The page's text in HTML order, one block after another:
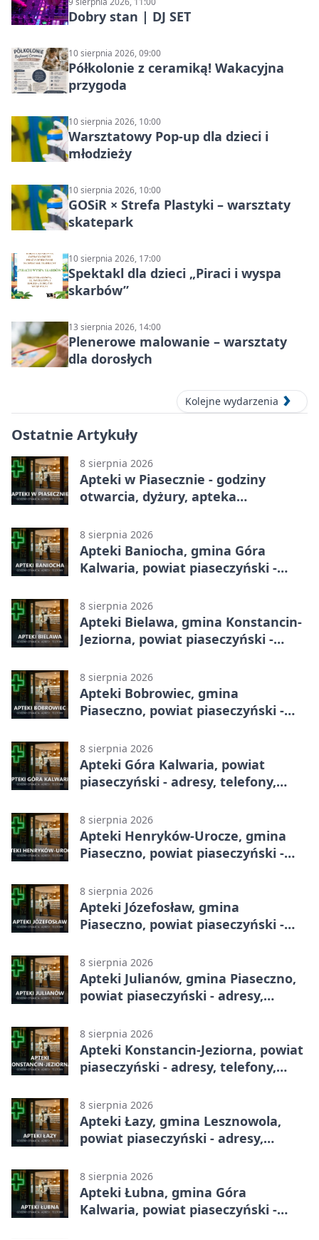
Dobry stan | DJ SET
10 sierpnia 2026, 09:00
Półkolonie z ceramiką! Wakacyjna
przygoda
10 sierpnia 2026, 10:00
Warsztatowy Pop-up dla dzieci i
młodzieży
10 sierpnia 2026, 10:00
GOSiR × Strefa Plastyki – warsztaty
skatepark
10 sierpnia 2026, 17:00
Spektakl dla dzieci „Piraci i wyspa
skarbów”
13 sierpnia 2026, 14:00
Plenerowe malowanie – warsztaty
dla dorosłych
Kolejne wydarzenia
Ostatnie Artykuły
8 sierpnia 2026
Apteki w Piasecznie - godziny
otwarcia, dyżury, apteka
8 sierpnia 2026
Apteki Baniocha, gmina Góra
Kalwaria, powiat piaseczyński -
8 sierpnia 2026
Apteki Bielawa, gmina Konstancin-
Jeziorna, powiat piaseczyński -
8 sierpnia 2026
Apteki Bobrowiec, gmina
Piaseczno, powiat piaseczyński -
8 sierpnia 2026
Apteki Góra Kalwaria, powiat
piaseczyński - adresy, telefony,
8 sierpnia 2026
Apteki Henryków-Urocze, gmina
Piaseczno, powiat piaseczyński -
8 sierpnia 2026
Apteki Józefosław, gmina
Piaseczno, powiat piaseczyński -
8 sierpnia 2026
Apteki Julianów, gmina Piaseczno,
powiat piaseczyński - adresy,
8 sierpnia 2026
Apteki Konstancin-Jeziorna, powiat
piaseczyński - adresy, telefony,
8 sierpnia 2026
Apteki Łazy, gmina Lesznowola,
powiat piaseczyński - adresy,
8 sierpnia 2026
Apteki Łubna, gmina Góra
Kalwaria, powiat piaseczyński -